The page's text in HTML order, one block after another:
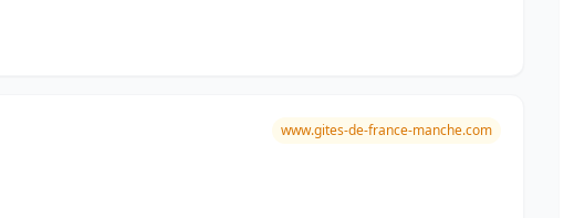
www.gites-de-france-manche.com